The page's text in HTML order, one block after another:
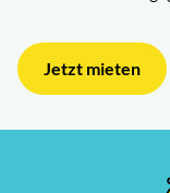
Jetzt mieten